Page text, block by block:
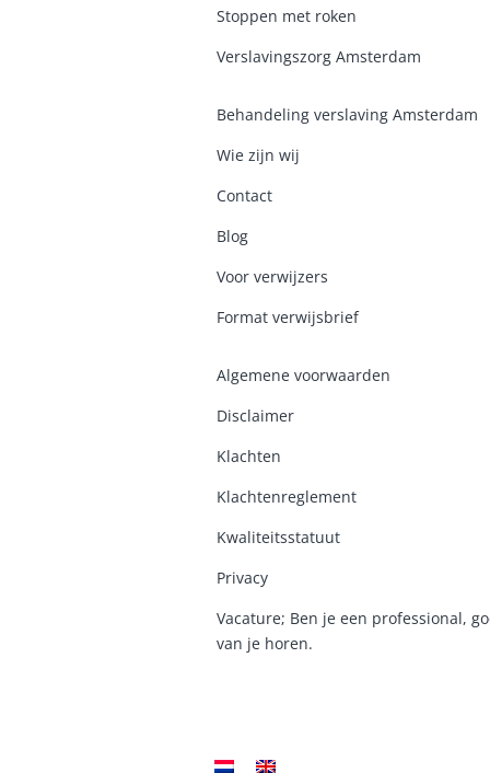
Stoppen met roken
Verslavingszorg Amsterdam
Behandeling verslaving Amsterdam
Wie zijn wij
Contact
Blog
Voor verwijzers
Format verwijsbrief
Algemene voorwaarden
Disclaimer
Klachten
Klachtenreglement
Kwaliteitsstatuut
Privacy
Vacature; Ben je een professional,
van je horen.